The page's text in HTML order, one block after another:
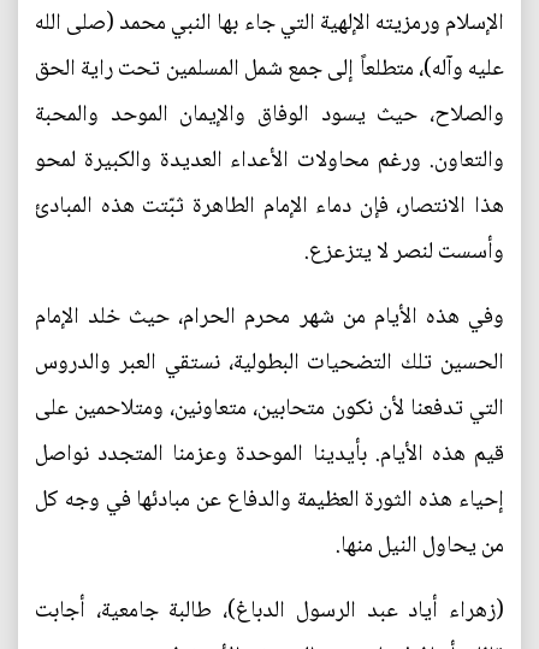
الإسلام ورمزيته الإلهية التي جاء بها النبي محمد (صلى الله
عليه وآله)، متطلعاً إلى جمع شمل المسلمين تحت راية الحق
والصلاح، حيث يسود الوفاق والإيمان الموحد والمحبة
والتعاون. ورغم محاولات الأعداء العديدة والكبيرة لمحو
هذا الانتصار، فإن دماء الإمام الطاهرة ثبّتت هذه المبادئ
وأسست لنصر لا يتزعزع.
وفي هذه الأيام من شهر محرم الحرام، حيث خلد الإمام
الحسين تلك التضحيات البطولية، نستقي العبر والدروس
التي تدفعنا لأن نكون متحابين، متعاونين، ومتلاحمين على
قيم هذه الأيام. بأيدينا الموحدة وعزمنا المتجدد نواصل
إحياء هذه الثورة العظيمة والدفاع عن مبادئها في وجه كل
من يحاول النيل منها.
(زهراء أياد عبد الرسول الدباغ)، طالبة جامعية، أجابت